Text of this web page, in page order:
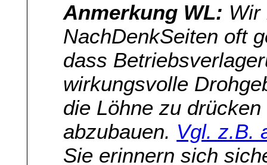
Anmerkung WL: Wir
NachDenkSeiten oft
dass
wirkungsvolle
die Löhne zu
abzubauen. Vgl. z.B.
Sie erinnern sich